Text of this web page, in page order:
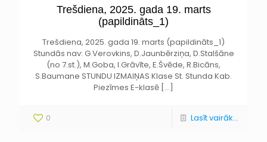
Trešdiena, 2025. gada 19. marts
(papildināts_1)
Trešdiena, 2025. gada 19. marts (papildināts_1)
Stundās nav: G.Verovkins, D.Jaunbērziņa, D.Stalšāne
(no 7.st.), M.Goba, I.Grāvīte, E.Švēde, R.Bicāns,
S.Baumane STUNDU IZMAIŅAS Klase St. Stunda Kab.
Piezīmes E-klasē […]
0 Lasīt vairāk...